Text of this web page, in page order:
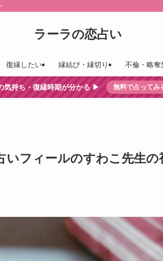
ラーラの恋占い
復縁したい 縁結び・縁切り 不倫・略奪
気持ち・復縁時期が分かる ▶︎ 無料で占ってみ
いフィールのすわこ先生の